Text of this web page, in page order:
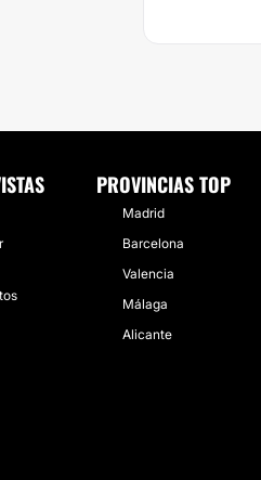
PROVINCIAS TOP
Madrid
Barcelona
Valencia
Málaga
Alicante